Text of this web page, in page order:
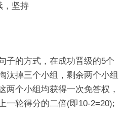
，坚持
的方式，在成功晋级的5个
汰掉三个小组，剩余两个小组
两个小组均获得一次免答权，
一轮得分的二倍(即10-2=20);